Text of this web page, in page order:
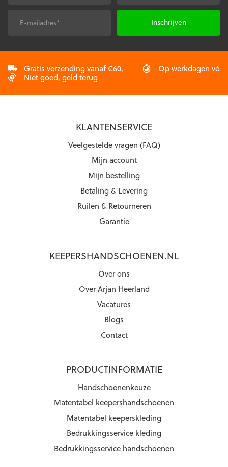
de
op
Gratis verzending vanaf €60,-
Op werkdagen
Niet goed, geld terug
KLANTENSERVICE
Veelgestelde vragen (FAQ)
Mijn account
Mijn bestelling
Betaling & Levering
Ruilen & Retourneren
Garantie
KEEPERSHANDSCHOENEN.NL
Over ons
Over Arjan Heerland
Vacatures
Blogs
Contact
PRODUCTINFORMATIE
Handschoenenkeuze
Matentabel keepershandschoenen
Matentabel keeperskleding
Bedrukkingsservice kleding
Bedrukkingsservice handschoenen